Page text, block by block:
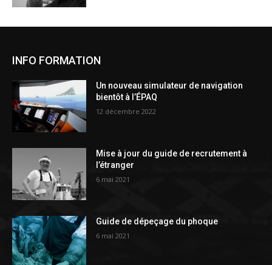
INFO FORMATION
Un nouveau simulateur de navigation
bientôt à l’ÉPAQ
12 décembre 2022
Mise à jour du guide de recrutement à
l’étranger
6 mai 2021
Guide de dépeçage du phoque
6 mai 2021